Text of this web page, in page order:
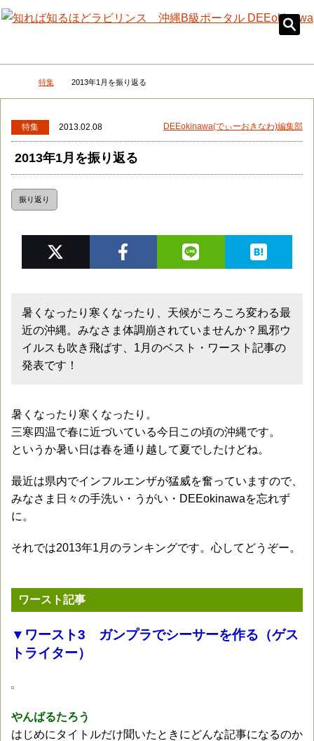
メニュー 検
DEEokinawaトップ
特集 2013年1月を振り返る
特集 2013.02.08 DEEokinawa(でぃーおきなわ)編集部
2013年1月を振り返る
振り返り
暑くなったり寒くなったり、天候がころころ変わる最
近の沖縄。みなさま体調崩されていませんか？風邪ウ
イルスも吹き飛ばす、1月のベスト・ワースト記事の
発表です！
暑くなったり寒くなったり。
三寒四温で春に近づいている今日この頃の沖縄です。
というか暑い日は春を通り越して夏でしたけどね。
最近は県内でインフルエンザが猛威を奮っていますので、
みなさま日々の手洗い・うがい・DEEokinawaを忘れず
に。
それでは2013年1月のランキングです。心してどうぞー。
ワースト記事
▼ワースト3 ガンプラでシーサーを作る（ゲス
トライター）
やんばるたろう
はじめにタイトルだけ聞いたときにどんな記事になるのか